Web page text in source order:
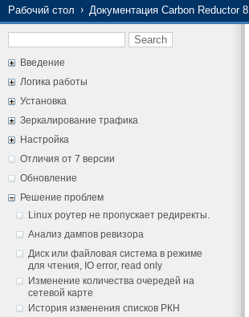
Рабочий стол Документация Carbon Reductor 8
Введение
Логика работы
Установка
Зеркалирование трафика
Настройка
Отличия от 7 версии
Обновление
Решение проблем
Linux роутер не пропускает редиректы.
Анализ дампов ревизора
Диск или файловая система в режиме
для чтения, IO error, read only
Изменение количества очередей на
сетевой карте
История изменения списков РКН